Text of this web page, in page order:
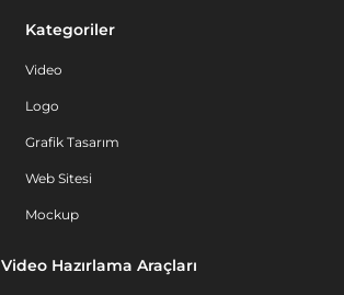
Kategoriler
Video
Logo
Grafik Tasarım
Web Sitesi
Mockup
Video Hazırlama Araçları